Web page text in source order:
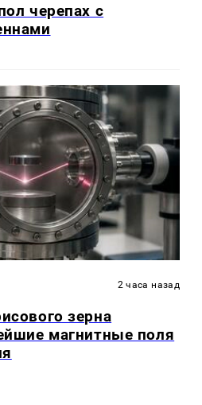
черепах с
2 часа назад
зерна
магнитные поля